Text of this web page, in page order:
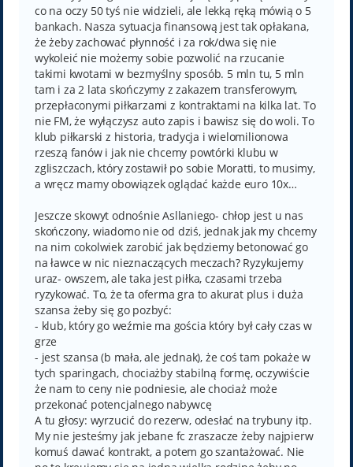
co na oczy 50 tyś nie widzieli, ale lekką ręką mówią o 5
bankach. Nasza sytuacja finansową jest tak opłakana,
że żeby zachować płynność i za rok/dwa się nie
wykoleić nie możemy sobie pozwolić na rzucanie
takimi kwotami w bezmyślny sposób. 5 mln tu, 5 mln
tam i za 2 lata skończymy z zakazem transferowym,
przepłaconymi piłkarzami z kontraktami na kilka lat. To
nie FM, że wyłączysz auto zapis i bawisz się do woli. To
klub piłkarski z historia, tradycja i wielomilionowa
rzeszą fanów i jak nie chcemy powtórki klubu w
zgliszczach, który zostawił po sobie Moratti, to musimy,
a wręcz mamy obowiązek oglądać każde euro 10x…
Jeszcze skowyt odnośnie Asllaniego- chłop jest u nas
skończony, wiadomo nie od dziś, jednak jak my chcemy
na nim cokolwiek zarobić jak będziemy betonować go
na ławce w nic nieznaczących meczach? Ryzykujemy
uraz- owszem, ale taka jest piłka, czasami trzeba
ryzykować. To, że ta oferma gra to akurat plus i duża
szansa żeby się go pozbyć:
- klub, który go weźmie ma gościa który był cały czas w
grze
- jest szansa (b mała, ale jednak), że coś tam pokaże w
tych sparingach, chociażby stabilną formę, oczywiście
że nam to ceny nie podniesie, ale chociaż może
przekonać potencjalnego nabywcę
A tu głosy: wyrzucić do rezerw, odesłać na trybuny itp.
My nie jesteśmy jak jebane fc zraszacze żeby najpierw
komuś dawać kontrakt, a potem go szantażować. Nie